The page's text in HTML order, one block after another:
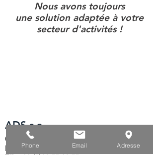
Nous avons toujours
une solution adaptée à votre
secteur d'activités !
ADS s.a.
Chemin Malplaquet, 3
B-7822 Ghislenghien - Ath
Phone Email Adresse